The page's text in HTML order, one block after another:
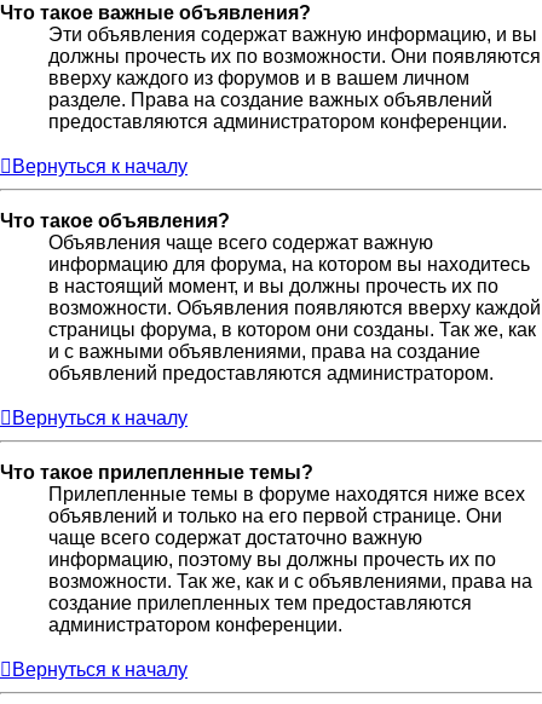
Что такое важные объявления?
Эти объявления содержат важную информацию, и вы
должны прочесть их по возможности. Они появляются
вверху каждого из форумов и в вашем личном
разделе. Права на создание важных объявлений
предоставляются администратором конференции.
Вернуться к началу
Что такое объявления?
Объявления чаще всего содержат важную
информацию для форума, на котором вы находитесь
в настоящий момент, и вы должны прочесть их по
возможности. Объявления появляются вверху каждой
страницы форума, в котором они созданы. Так же, как
и с важными объявлениями, права на создание
объявлений предоставляются администратором.
Вернуться к началу
Что такое прилепленные темы?
Прилепленные темы в форуме находятся ниже всех
объявлений и только на его первой странице. Они
чаще всего содержат достаточно важную
информацию, поэтому вы должны прочесть их по
возможности. Так же, как и с объявлениями, права на
создание прилепленных тем предоставляются
администратором конференции.
Вернуться к началу